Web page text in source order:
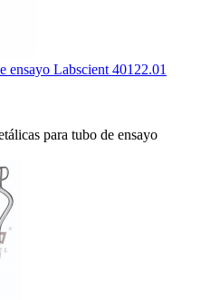
ensayo Labscient 40122.01
para tubo de ensayo